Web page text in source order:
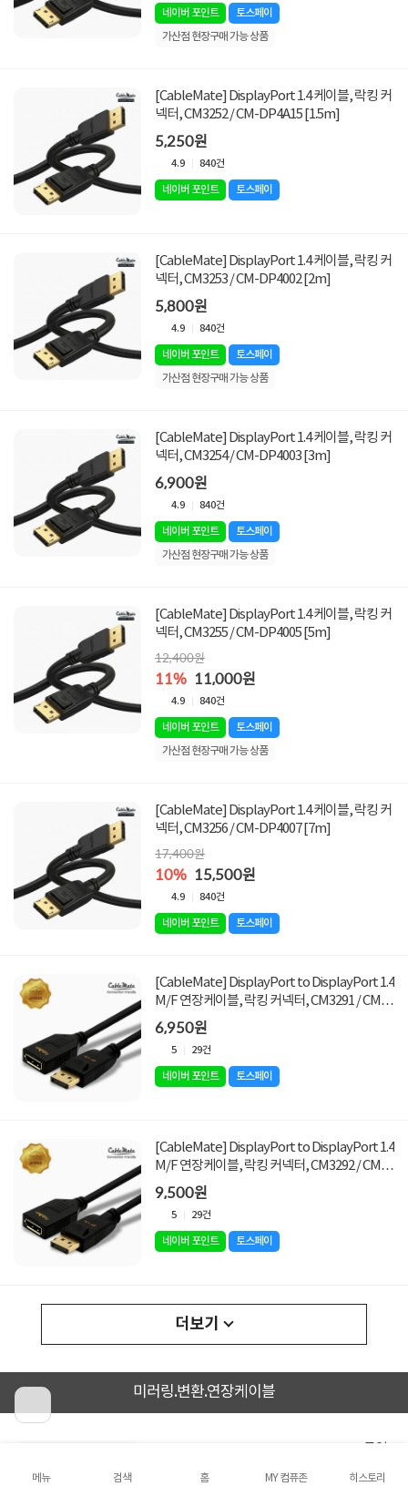
네이버 포인트
토스페이
가산점 현장구매 가능 상품
[CableMate] DisplayPort 1.4 케이블, 락킹 커
넥터, CM3252 / CM-DP4A15 [1.5m]
5,250원
4.9 840건
네이버 포인트 토스페이
[CableMate] DisplayPort 1.4 케이블, 락킹 커
넥터, CM3253 / CM-DP4002 [2m]
5,800원
4.9 840건
네이버 포인트
토스페이
가산점 현장구매 가능 상품
[CableMate] DisplayPort 1.4 케이블, 락킹 커
넥터, CM3254 / CM-DP4003 [3m]
6,900원
4.9 840건
네이버 포인트
토스페이
가산점 현장구매 가능 상품
[CableMate] DisplayPort 1.4 케이블, 락킹 커
넥터, CM3255 / CM-DP4005 [5m]
12,400원
11% 11,000원
4.9 840건
네이버 포인트
토스페이
가산점 현장구매 가능 상품
[CableMate] DisplayPort 1.4 케이블, 락킹 커
넥터, CM3256 / CM-DP4007 [7m]
17,400원
10% 15,500원
4.9 840건
네이버 포인트 토스페이
[CableMate] DisplayPort to DisplayPort 1.4
M/F 연장케이블, 락킹 커넥터, CM3291 / CM-
DPF02 [2m]
6,950원
5 29건
네이버 포인트 토스페이
[CableMate] DisplayPort to DisplayPort 1.4
M/F 연장케이블, 락킹 커넥터, CM3292 / CM-
DPF03 [3m]
9,500원
5 29건
네이버 포인트 토스페이
더보기
미러링.변환.연장케이블
메뉴 검색 홈 MY 컴퓨존 히스토리